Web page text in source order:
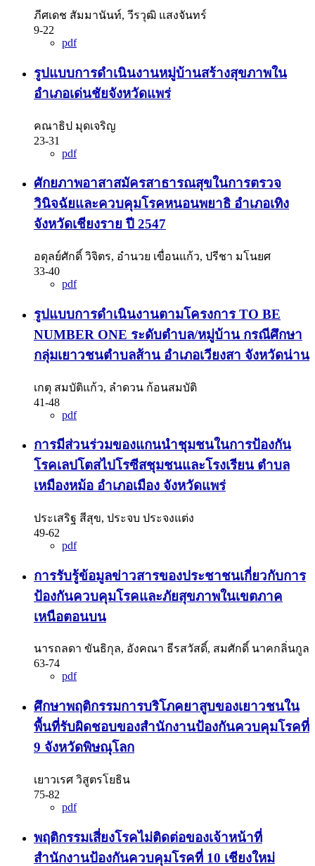
ภีศเดช สัมมานันท์, วีรวุฒิ แสงจันทร์
9-22
pdf
รูปแบบการดำเนินงานหมู่บ้านสร้างสุขภาพใน
อำเภอเด่นชัยจังหวัดแพร่
คณาธิป มุดเจริญ
23-31
pdf
ศักยภาพอาสาสมัครสาธารณสุขในการตรวจ
วินิจฉัยและควบคุมโรคหนอนพยาธิ อำเภอเทิง
จังหวัดเชียงราย ปี 2547
อดุลย์ศักดิ์ วิจิตร, อำนวย เขื่อนแก้ว, ปรีชา มโนยศ
33-40
pdf
รูปแบบการดำเนินงานตามโครงการ TO BE
NUMBER ONE ระดับตำบล/หมู่บ้าน กรณีศึกษา
กลุ่มเยาวชนตำบลส้าน อำเภอเวียงสา จังหวัดน่าน
เกตุ สมบัติแก้ว, ลำดวน ก้อนสมบัติ
41-48
pdf
การมีส่วนร่วมของแกนนำชุมชนในการป้องกัน
โรคเลปโตสไปโรซีสชุมชนและโรงเรียน ตำบล
เหมืองหม้อ อำเภอเมือง จังหวัดแพร่
ประเสริฐ สีสุข, ประจบ ประจงแต่ง
49-62
pdf
การรับรู้ข้อมูลข่าวสารของประชาชนเกี่ยวกับการ
ป้องกันควบคุมโรคและภัยสุขภาพในเขตภาค
เหนือตอนบน
นารถลดา ขันธิกุล, อังคณา ธีรสวัสดิ์, สมศักดิ์ นาคกลิ่นกูล
63-74
pdf
ศึกษาพฤติกรรมการบริโภคยาสูบของเยาวชนใน
พื้นที่รับผิดชอบของสำนักงานป้องกันควบคุมโรคที่
9 จังหวัดพิษณุโลก
เยาวเรศ วิสูตรโยธิน
75-82
pdf
พฤติกรรมเสี่ยงโรคไม่ติดต่อของเจ้าหน้าที่
สำนักงานป้องกันควบคุมโรคที่ 10 เชียงใหม่